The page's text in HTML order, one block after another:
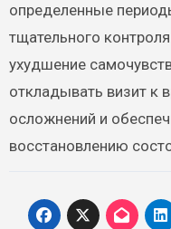
определенные
тщательного
ухудшение
откладывать визит к
осложнений и
восстановлению